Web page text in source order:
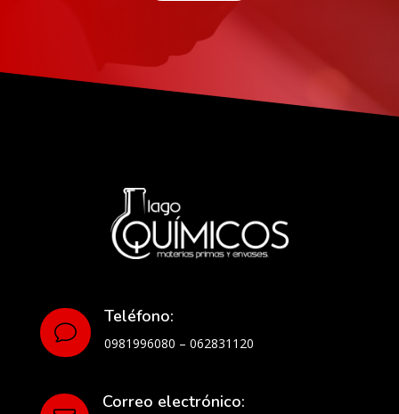
v
Teléfono:
0981996080 – 062831120
Correo electrónico: